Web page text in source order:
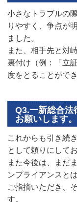
小さなトラブルの
りやすく、争点が
ました。
また、相手先と対
裏付け（例：「立
度をとることがで
Q3.一新総合法
お願いします。
これからも引き続
として頼りにして
また今後は、まだ
ンプライアンスと
ご指摘いただき、
す。